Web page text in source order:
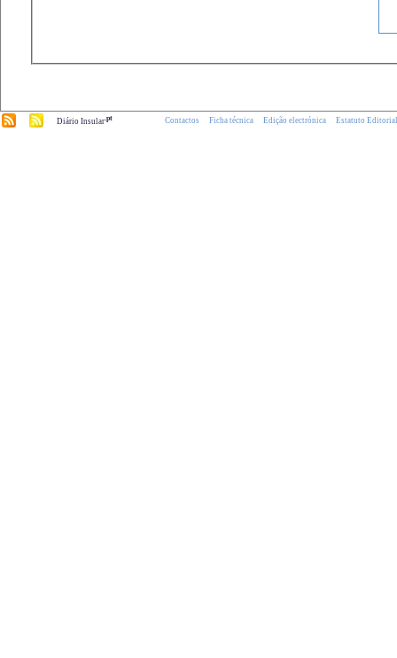
Diário Insular.pt Contactos Ficha técnica Edição electrónica Estatuto Editorial